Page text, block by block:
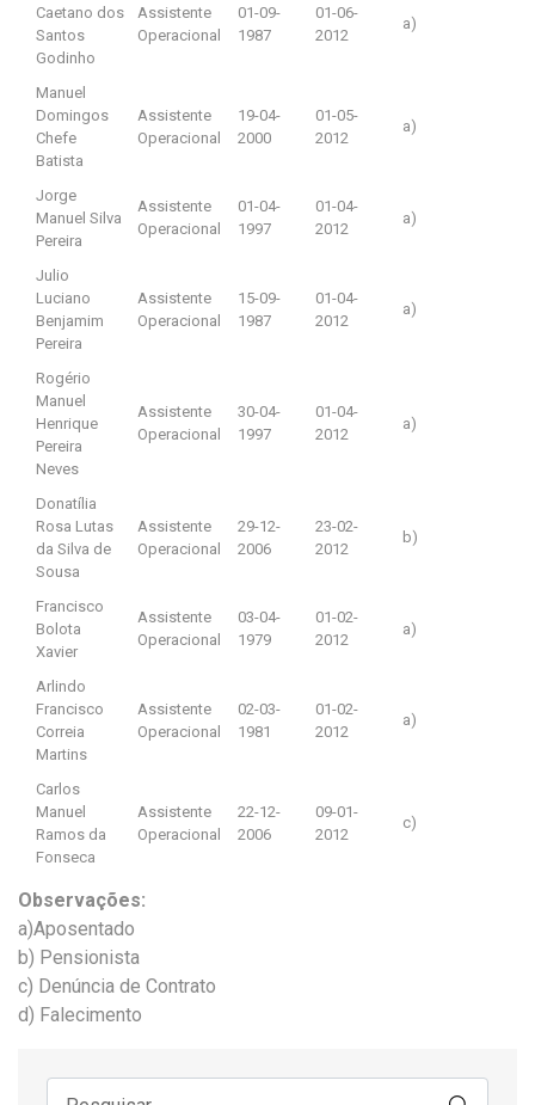
Caetano dos
Santos
Godinho
Assistente
Operacional
01-09-
1987
01-06-
2012
a)
Manuel
Domingos
Chefe
Batista
Assistente
Operacional
19-04-
2000
01-05-
2012
a)
Jorge
Manuel Silva
Pereira
Assistente
Operacional
01-04-
1997
01-04-
2012
a)
Julio
Luciano
Benjamim
Pereira
Assistente
Operacional
15-09-
1987
01-04-
2012
a)
Rogério
Manuel
Henrique
Pereira
Neves
Assistente
Operacional
30-04-
1997
01-04-
2012
a)
Donatília
Rosa Lutas
da Silva de
Sousa
Assistente
Operacional
29-12-
2006
23-02-
2012
b)
Francisco
Bolota
Xavier
Assistente
Operacional
03-04-
1979
01-02-
2012
a)
Arlindo
Francisco
Correia
Martins
Assistente
Operacional
02-03-
1981
01-02-
2012
a)
Carlos
Manuel
Ramos da
Fonseca
Assistente
Operacional
22-12-
2006
09-01-
2012
c)
Observações:
a)Aposentado
b) Pensionista
c) Denúncia de Contrato
d) Falecimento